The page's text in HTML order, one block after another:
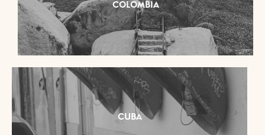
COLOMBIA
CUBA